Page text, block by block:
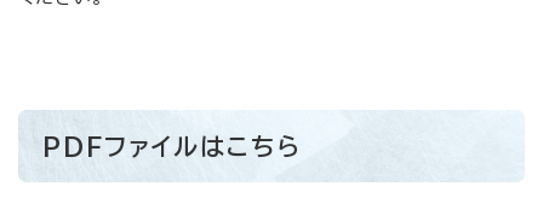
PDFファイルはこちら